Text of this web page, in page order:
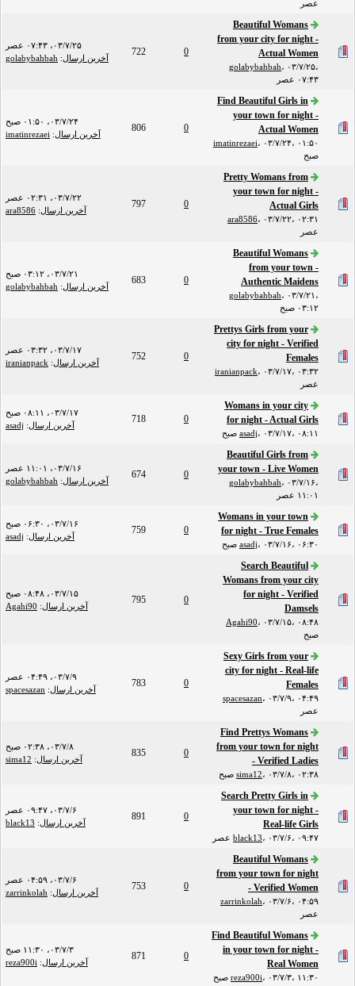
عصر
Beautiful Womans
from your city for night -
Actual Women
golabybahbah، ۰۳/۷/۲۵،
۰۷:۴۳ عصر
0
722
۰۳/۷/۲۵، ۰۷:۴۳ عصر
آخرین ارسال:
golabybahbah
Find Beautiful Girls in
your town for night -
Actual Women
imatinrezaei، ۰۳/۷/۲۴، ۰۱:۵۰
صبح
0
806
۰۳/۷/۲۴، ۰۱:۵۰ صبح
آخرین ارسال:
imatinrezaei
Pretty Womans from
your town for night -
Actual Girls
ara8586، ۰۳/۷/۲۲، ۰۲:۳۱
عصر
0
797
۰۳/۷/۲۲، ۰۲:۳۱ عصر
آخرین ارسال:
ara8586
Beautiful Womans
from your town -
Authentic Maidens
golabybahbah، ۰۳/۷/۲۱،
۰۳:۱۲ صبح
0
683
۰۳/۷/۲۱، ۰۳:۱۲ صبح
آخرین ارسال:
golabybahbah
Prettys Girls from your
city for night - Verified
Females
iranianpack، ۰۳/۷/۱۷، ۰۳:۳۲
عصر
0
752
۰۳/۷/۱۷، ۰۳:۳۲ عصر
آخرین ارسال:
iranianpack
Womans in your city
for night - Actual Girls
asadj، ۰۳/۷/۱۷، ۰۸:۱۱ صبح
0
718
۰۳/۷/۱۷، ۰۸:۱۱ صبح
آخرین ارسال:
asadj
Beautiful Girls from
your town - Live Women
golabybahbah، ۰۳/۷/۱۶،
۱۱:۰۱ عصر
0
674
۰۳/۷/۱۶، ۱۱:۰۱ عصر
آخرین ارسال:
golabybahbah
Womans in your town
for night - True Females
asadj، ۰۳/۷/۱۶، ۰۶:۳۰ صبح
0
759
۰۳/۷/۱۶، ۰۶:۳۰ صبح
آخرین ارسال:
asadj
Search Beautiful
Womans from your city
for night - Verified
Damsels
Agahi90، ۰۳/۷/۱۵، ۰۸:۴۸
صبح
0
795
۰۳/۷/۱۵، ۰۸:۴۸ صبح
آخرین ارسال:
Agahi90
Sexy Girls from your
city for night - Real-life
Females
spacesazan، ۰۳/۷/۹، ۰۴:۴۹
عصر
0
783
۰۳/۷/۹، ۰۴:۴۹ عصر
آخرین ارسال:
spacesazan
Find Prettys Womans
from your town for night
- Verified Ladies
sima12، ۰۳/۷/۸، ۰۲:۳۸ صبح
0
835
۰۳/۷/۸، ۰۲:۳۸ صبح
آخرین ارسال:
sima12
Search Pretty Girls in
your town for night -
Real-life Girls
black13، ۰۳/۷/۶، ۰۹:۴۷ عصر
0
891
۰۳/۷/۶، ۰۹:۴۷ عصر
آخرین ارسال:
black13
Beautiful Womans
from your town for night
- Verified Women
zarrinkolah، ۰۳/۷/۶، ۰۴:۵۹
عصر
0
753
۰۳/۷/۶، ۰۴:۵۹ عصر
آخرین ارسال:
zarrinkolah
Find Beautiful Womans
in your town for night -
Real Women
reza900i، ۰۳/۷/۳، ۱۱:۳۰ صبح
0
871
۰۳/۷/۳، ۱۱:۳۰ صبح
آخرین ارسال:
reza900i